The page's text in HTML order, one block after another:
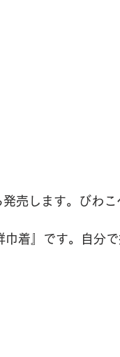
売します。びわこ
着』です。自分